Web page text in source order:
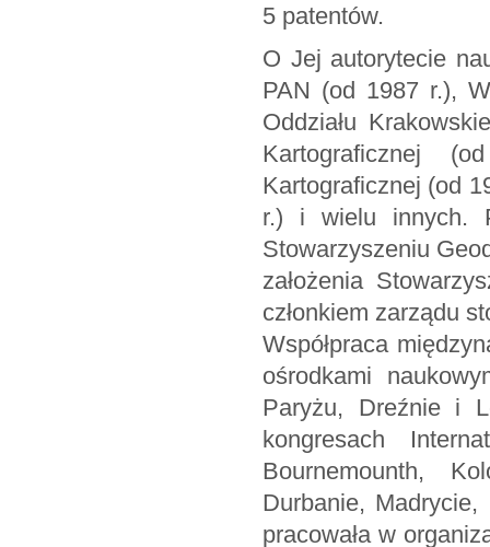
5 patentów.
O Jej autorytecie
PAN (od 1987 r.),
Oddziału
Kartograficznej
Kartograficznej (od
r.) i wielu innych.
Stowarzyszeniu
założenia
członkiem zarządu
Współpraca
ośrodkami
Paryżu, Dreźnie i
kongresach
Bournemounth,
Durbanie,
pracowała w